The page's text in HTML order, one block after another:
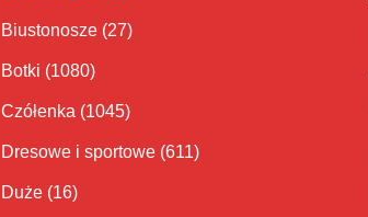
Biustonosze (27)
Botki (1080)
Czółenka (1045)
Dresowe i sportowe (611)
Duże (16)